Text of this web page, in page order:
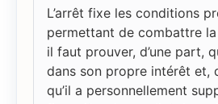
L’arrêt fixe les conditions
permettant de combattre
il faut prouver, d’une part,
dans son propre intérêt et,
qu’il a personnellement